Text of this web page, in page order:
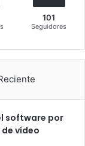
101
Seguidores
software por
vídeo